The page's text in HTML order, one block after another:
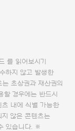
를 읽어보시기
하지 않고 발생한
초상권과 재산권의
경우에는 반드시
내에 식별 가능한
않은 콘텐츠는
있습니다. ※